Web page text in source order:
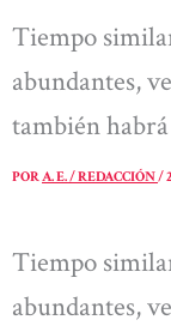
Tiempo
abundantes,
también
PORA. E. / REDACCIÓN/
Tiempo
abundantes,